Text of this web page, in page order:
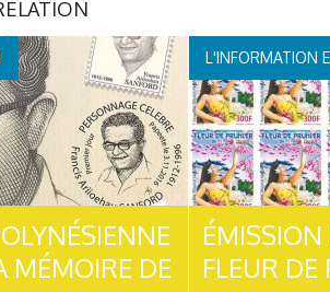
MÉMOIRE DE
L'INFORMATION
CONTINUE
FLEUR DE